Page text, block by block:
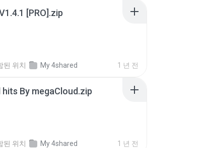
[PRO].zip
된 위치 My 4shared 1 년 전
hits By megaCloud.zip
된 위치 My 4shared 1 년 전